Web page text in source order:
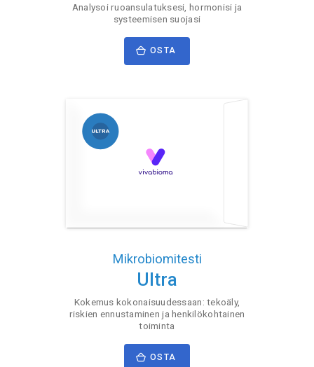
Analysoi ruoansulatuksesi, hormonisi ja
systeemisen suojasi
OSTA
Mikrobiomitesti
Ultra
Kokemus kokonaisuudessaan: tekoäly,
riskien ennustaminen ja henkilökohtainen
toiminta
OSTA